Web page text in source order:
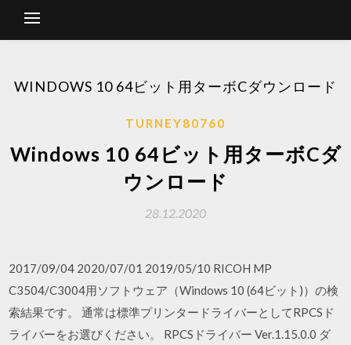
WINDOWS 10 64ビット用ターボCダウンロード
TURNEY80760
Windows 10 64ビット用ターボCダ
ウンロード
28.12.2020
2017/09/04 2020/07/01 2019/05/10 RICOH MP
C3504/C3004用ソフトウェア（Windows 10 (64ビット)）の検
索結果です。 通常は標準プリンタードライバーとしてRPCSド
ライバーをお選びください。 RPCSドライバー Ver.1.15.0.0 ダ